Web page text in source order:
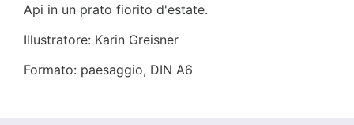
Api in un prato fiorito d'estate.
Illustratore: Karin Greisner
Formato: paesaggio, DIN A6